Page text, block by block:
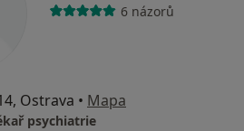
6 názorů
Ostrava • Mapa
psychiatrie